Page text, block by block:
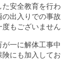
安全教育を行わ
出入りでの事故
もございません
一に解体工事中
にも加入してお